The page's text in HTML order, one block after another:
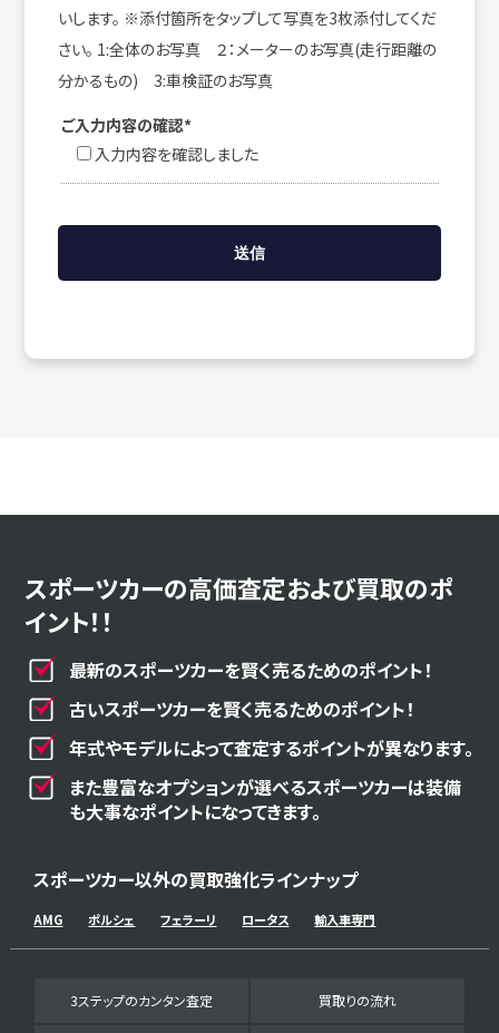
いします。 ※添付箇所をタップして写真を3枚添付してくだ
さい。 1:全体のお写真 ２：メーターのお写真(走行距離の
分かるもの) 3:車検証のお写真
ご入力内容の確認*
入力内容を確認しました
スポーツカーの高価査定および買取のポ
イント！！
最新のスポーツカーを賢く売るためのポイント！
古いスポーツカーを賢く売るためのポイント！
年式やモデルによって査定するポイントが異なります。
また豊富なオプションが選べるスポーツカーは装備
も大事なポイントになってきます。
スポーツカー以外の買取強化ラインナップ
AMG ポルシェ フェラーリ ロータス 輸入車専門
3ステップのカンタン査定 買取りの流れ